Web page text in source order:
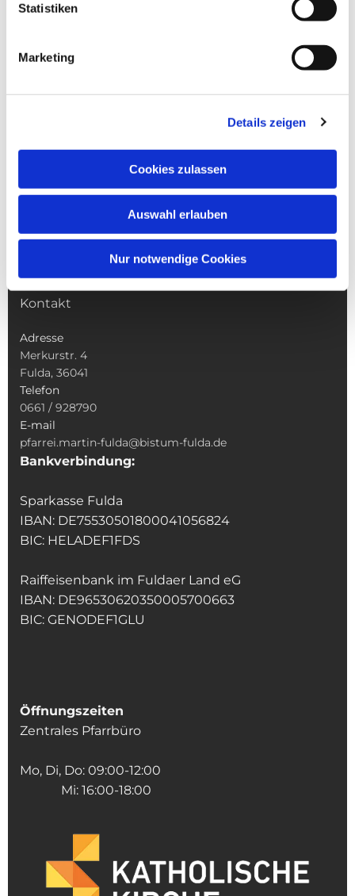
Statistiken
Marketing
Details zeigen
Cookies zulassen
Auswahl erlauben
Nur notwendige Cookies
Gottesdienste
Veranstaltungen & Angebote
Kindertagesstätte St. Andreas
Kontakt
Adresse
Merkurstr. 4
Fulda, 36041
Telefon
0661 / 928790
E-mail
pfarrei.martin-fulda@bistum-fulda.de
Bankverbindung:
Sparkasse Fulda
IBAN: DE75530501800041056824
BIC: HELADEF1FDS
Raiffeisenbank im Fuldaer Land eG
IBAN: DE96530620350005700663
BIC: GENODEF1GLU
Öffnungszeiten
Zentrales Pfarrbüro
Mo, Di, Do: 09:00-12:00
Mi: 16:00-18:00